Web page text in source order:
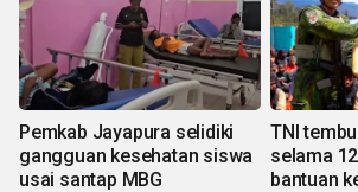
Pemkab Jayapura selidiki
gangguan kesehatan siswa
usai santap MBG
TNI
selama
bantuan